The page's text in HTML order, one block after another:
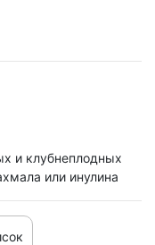
и клубнеплодных
или инулина